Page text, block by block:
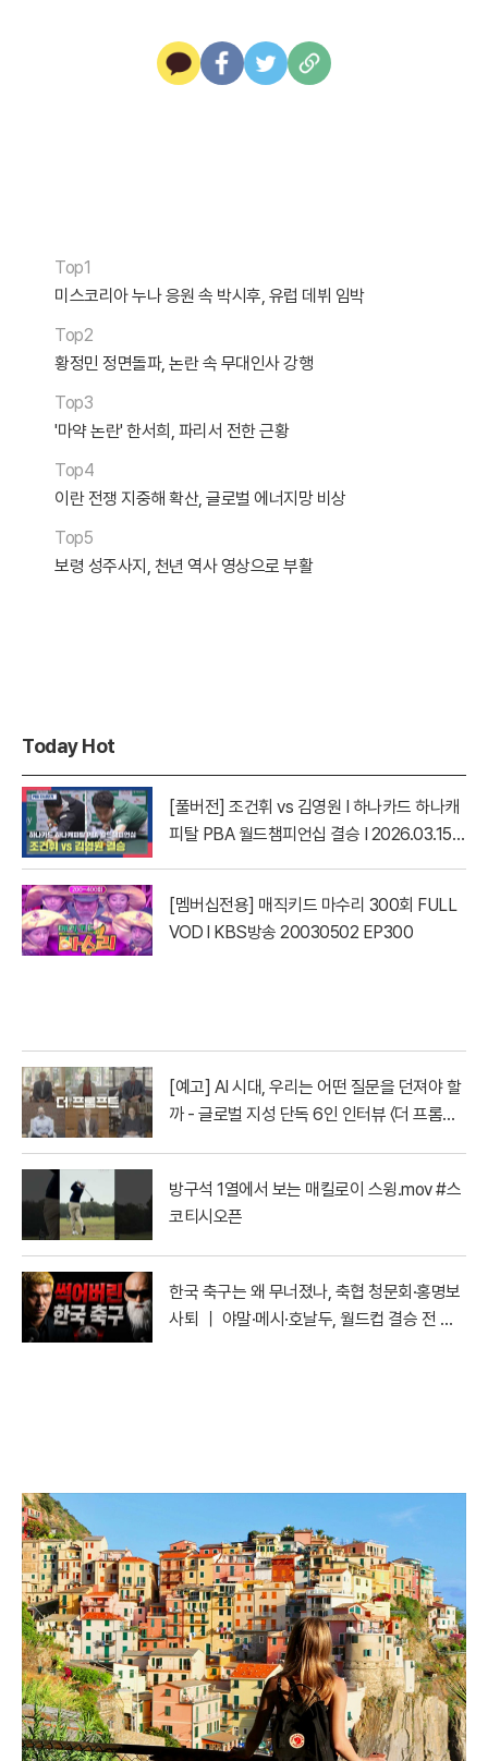
Top1
미스코리아 누나 응원 속 박시후, 유럽 데뷔 임박
Top2
황정민 정면돌파, 논란 속 무대인사 강행
Top3
'마약 논란' 한서희, 파리서 전한 근황
Top4
이란 전쟁 지중해 확산, 글로벌 에너지망 비상
Top5
보령 성주사지, 천년 역사 영상으로 부활
Today Hot
[풀버전] 조건휘 vs 김영원 I 하나카드 하나캐
피탈 PBA 월드챔피언십 결승 I 2026.03.15
[멤버십전용] 매직키드 마수리 300회 FULL
VOD l KBS방송 20030502 EP300
[예고] AI 시대, 우리는 어떤 질문을 던져야 할
까 - 글로벌 지성 단독 6인 인터뷰 〈더 프롬프
방구석 1열에서 보는 매킬로이 스윙.mov #스
코티시오픈
한국 축구는 왜 무너졌나, 축협 청문회·홍명보
사퇴 ｜ 야말·메시·호날두, 월드컵 결승 전 마